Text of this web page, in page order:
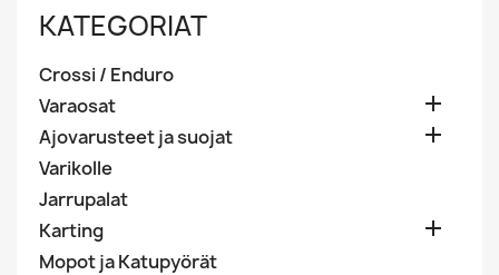
KATEGORIAT
Crossi / Enduro
Varaosat

Ajovarusteet ja suojat 
Varikolle
Jarrupalat
Karting

Mopot ja Katupyörät